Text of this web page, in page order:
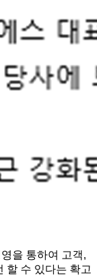
을 통하여 고객,
할 수 있다는 확고